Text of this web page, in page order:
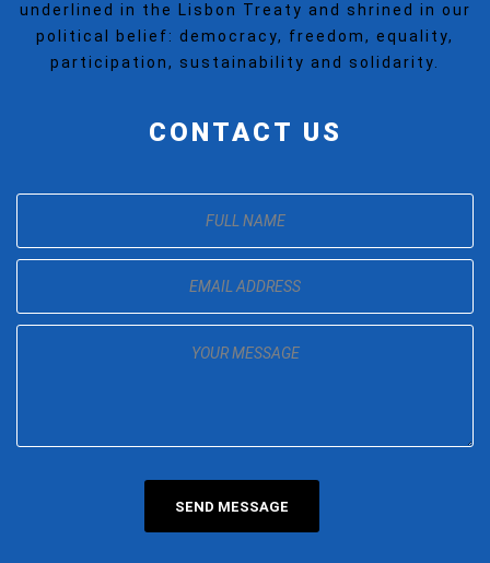
underlined in the Lisbon Treaty and shrined in our
political belief: democracy, freedom, equality,
participation, sustainability and solidarity.
CONTACT US